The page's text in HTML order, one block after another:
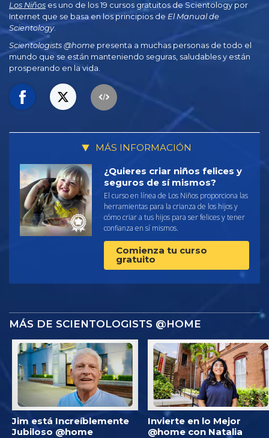
Los Niños es uno de los 19 cursos gratuitos de Scientology por
Internet que se basa en los principios de El Manual de
Scientology.
Scientologists @home presenta a muchas personas de todo el
mundo que se están manteniendo seguras, saludables y están
prosperando en la vida.
MÁS INFORMACIÓN
¿Quieres criar niños felices y
seguros de sí mismos?
El curso en línea de Los Niños proporciona las
herramientas para la crianza de los hijos y
cómo criar a tus hijos para ser felices y tener
confianza en sí mismos.
Comienza tu curso
gratuito
MÁS DE SCIENTOLOGISTS @HOME
Jim está Increíblemente
Jubiloso @home
Invierte en lo Mejor
@home con Natalia